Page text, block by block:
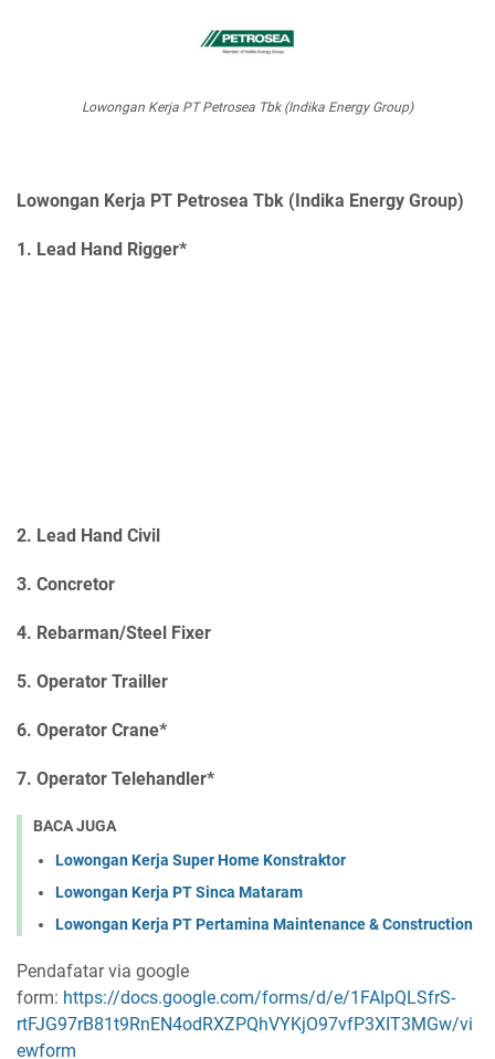
Lowongan Kerja PT Petrosea Tbk (Indika Energy Group)
Lowongan Kerja PT Petrosea Tbk (Indika Energy Group)
1. Lead Hand Rigger*
2. Lead Hand Civil
3. Concretor
4. Rebarman/Steel Fixer
5. Operator Trailler
6. Operator Crane*
7. Operator Telehandler*
BACA JUGA
Lowongan Kerja Super Home Konstraktor
Lowongan Kerja PT Sinca Mataram
Lowongan Kerja PT Pertamina Maintenance & Construction
Pendafatar via google
form: https://docs.google.com/forms/d/e/1FAIpQLSfrS-
rtFJG97rB81t9RnEN4odRXZPQhVYKjO97vfP3XIT3MGw/vi
ewform